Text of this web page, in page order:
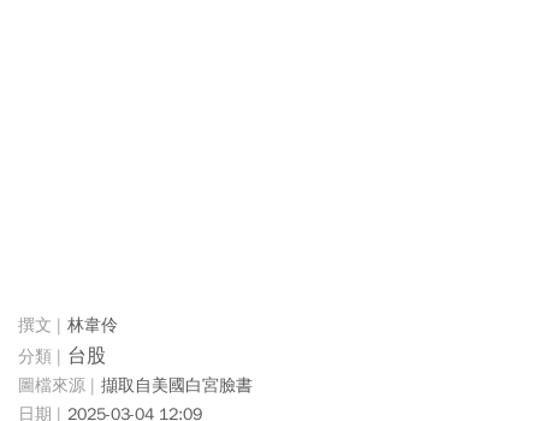
林韋伶
台股
擷取自美國白宮臉書
2025-03-04 12:09